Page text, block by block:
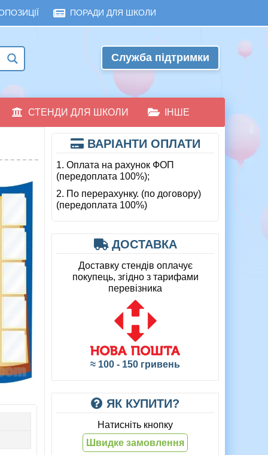
ПОРАДИ ДЛЯ ШКОЛИ
Служба підтримки
СТЕНДИ ДЛЯ ШКОЛИ ІНШЕ
ВАРІАНТИ ОПЛАТИ
1. Оплата на рахунок ФОП
(передоплата 100%);
2. По перерахунку. (по договору)
(передоплата 100%)
ДОСТАВКА
Доставку стендів оплачує
покупець, згідно з тарифами
перевізника
≈ 100 - 150 гривень
ЯК КУПИТИ?
Натисніть кнопку
Швидке замовлення